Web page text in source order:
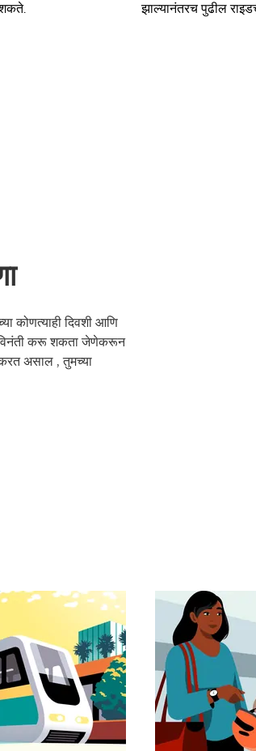
झाल्यानंतरच पुढील
कोणत्याही दिवशी आणि
विनंती करू शकता जेणेकरून
असाल , तुमच्या